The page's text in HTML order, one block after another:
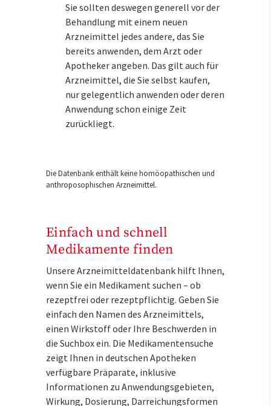
Sie sollten deswegen generell vor der
Behandlung mit einem neuen
Arzneimittel jedes andere, das Sie
bereits anwenden, dem Arzt oder
Apotheker angeben. Das gilt auch für
Arzneimittel, die Sie selbst kaufen,
nur gelegentlich anwenden oder deren
Anwendung schon einige Zeit
zurückliegt.
Die Datenbank enthält keine homöopathischen und
anthroposophischen Arzneimittel.
Einfach und schnell
Medikamente finden
Unsere Arzneimitteldatenbank hilft Ihnen,
wenn Sie ein Medikament suchen – ob
rezeptfrei oder rezeptpflichtig. Geben Sie
einfach den Namen des Arzneimittels,
einen Wirkstoff oder Ihre Beschwerden in
die Suchbox ein. Die Medikamentensuche
zeigt Ihnen in deutschen Apotheken
verfügbare Präparate, inklusive
Informationen zu Anwendungsgebieten,
Wirkung, Dosierung, Darreichungsformen